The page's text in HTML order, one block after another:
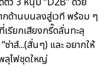
ด้านบนลงสู่เวที พร้อม ๆ
เรียกเสียงกรี๊ดลั่นทะลุ
าส์...(สั่นๆ) และ อยากให้
ลุไฟชุดใหญ่